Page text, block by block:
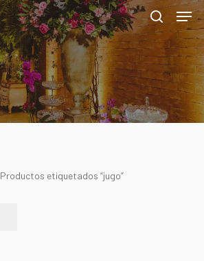
search
Menu
Productos etiquetados “jugo”
Close
Filters
Menu